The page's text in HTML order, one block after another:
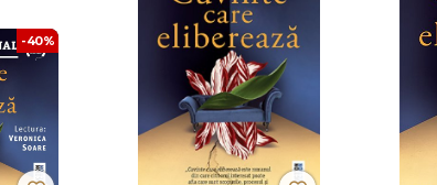
-40%